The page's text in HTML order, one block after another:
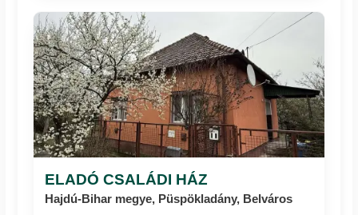
ELADÓ CSALÁDI HÁZ
Hajdú-Bihar megye, Püspökladány, Belváros